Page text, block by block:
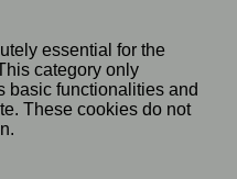
essential for the
category only
basic functionalities and
These cookies do not